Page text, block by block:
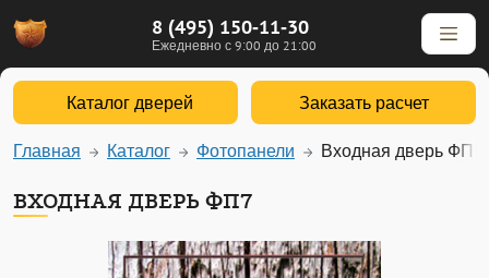
8 (495) 150-11-30
Ежедневно с 9:00 до 21:00
Каталог дверей Заказать расчет
Главная Каталог Фотопанели Входная дверь ФП7
ВХОДНАЯ ДВЕРЬ ФП7